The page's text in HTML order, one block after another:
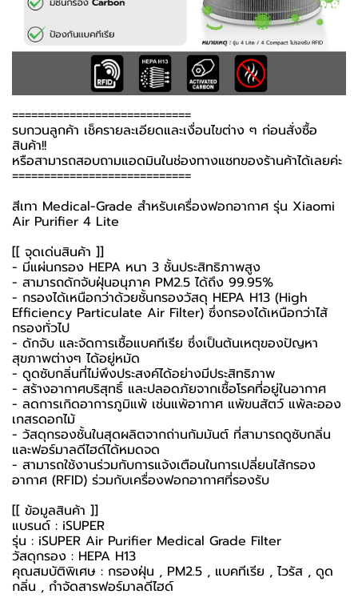
============================
รบกวนลูกค้า เช็ครายละเอียดและเงื่อนไขต่าง ๆ ก่อนสั่งซื้อ
สินค้า!!
หรือสามารถสอบถามแอดมินในช่องทางแชทของร้านค้าได้เลยค่ะ
============================
สีเทา Medical-Grade สำหรับเครื่องฟอกอากาศ รุ่น Xiaomi
Air Purifier 4 Lite
[[ จุดเด่นสินค้า ]]
- มีแผ่นกรอง HEPA หนา 3 ชั้นประสิทธิภาพสูง
- สามารถดักจับฝุ่นอนุภาค PM2.5 ได้ถึง 99.95%
- กรองได้เหนือกว่าด้วยชั้นกรองวัสดุ HEPA H13 (High
Efficiency Particulate Air Filter) ซึ่งกรองได้เหนือกว่าไส้
กรองทั่วไป
- ดักจับ และจัดการเชื้อแบคทีเรีย ซึ่งเป็นต้นเหตุของปัญหา
สุขภาพต่างๆ ได้อยู่หมัด
- ดูดซับกลิ่นที่ไม่พึงประสงค์ได้อย่างมีประสิทธิภาพ
- สร้างอากาศบริสุทธิ์ และปลอดภัยจากเชื้อโรคที่อยู่ในอากาศ
- ลดการเกิดอาการภูมิแพ้ เช่นแพ้อากาศ แพ้ขนสัตว์ แพ้ละออง
เกสรดอกไม้
- วัสดุกรองชั้นในสุดผลิตจากถ่านกัมมันต์ ที่สามารถดูซับกลิ่น
และฟอร์มาลดีไฮด์ได้หมดจด
- สามารถใช้งานร่วมกับการแจ้งเตือนในการเปลี่ยนไส้กรอง
อากาศ (RFID) ร่วมกับเครื่องฟอกอากาศที่รองรับ
[[ ข้อมูลสินค้า ]]
แบรนด์ : iSUPER
รุ่น : iSUPER Air Purifier Medical Grade Filter
วัสดุกรอง : HEPA H13
คุณสมบัติพิเศษ : กรองฝุ่น , PM2.5 , แบคทีเรีย , ไวรัส , ดูด
กลิ่น , กำจัดสารฟอร์มาลดีไฮด์